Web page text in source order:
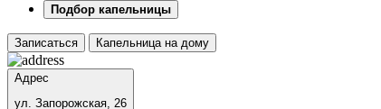
Подбор капельницы
Записаться Капельница на дому
Адрес
ул. Запорожская, 26